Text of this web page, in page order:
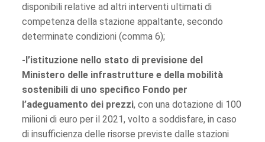
disponibili relative ad altri interventi ultimati di
competenza della stazione appaltante, secondo
determinate condizioni (comma 6);
-l’istituzione nello stato di previsione del
Ministero delle infrastrutture e della mobilità
sostenibili di uno specifico Fondo per
l’adeguamento dei prezzi, con una dotazione di 100
milioni di euro per il 2021, volto a soddisfare, in caso
di insufficienza delle risorse previste dalle stazioni